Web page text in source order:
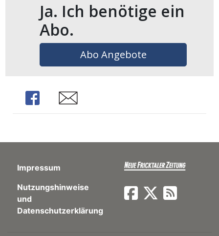
Ja. Ich benötige ein
Abo.
Abo Angebote
Share Share
Impressum
Nutzungshinweise
und
Datenschutzerklärung